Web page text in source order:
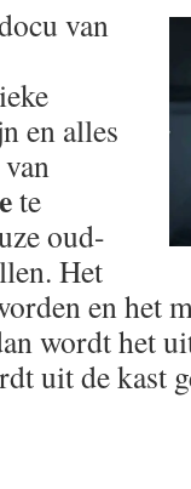
van
en alles
van
te
oud-
Het
en het
wordt het
uit de kast